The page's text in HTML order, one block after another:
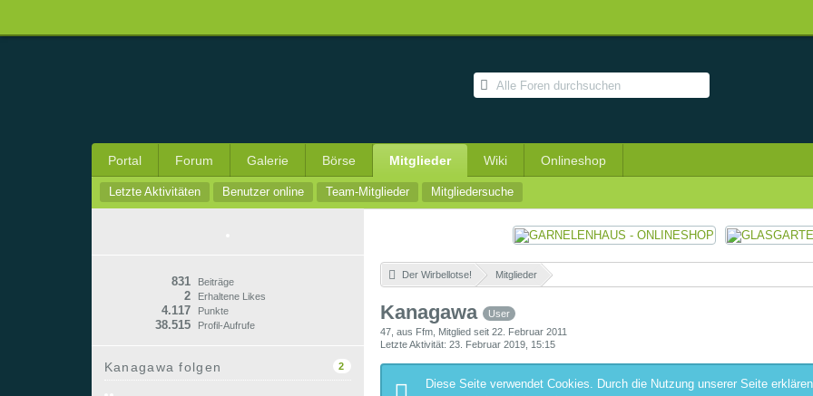
Portal Forum Galerie Börse Mitglieder Wiki Onlineshop
Letzte Aktivitäten Benutzer online Team-Mitglieder Mitgliedersuche
Beiträge
831
Erhaltene Likes
2
Punkte
4.117
Profil-Aufrufe
38.515
Kanagawa folgen 2
Der Wirbellotse! Mitglieder»
Kanagawa
User
47 aus Ffm
Mitglied seit 22. Februar 2011
Letzte Aktivität 23. Februar 2019, 15:15
Diese Seite verwendet Cookies. Durch die Nutzung unserer Seite